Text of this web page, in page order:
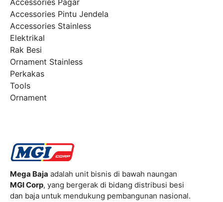
Accessories Pintu Jendela
Accessories Stainless
Elektrikal
Rak Besi
Ornament Stainless
Perkakas
Tools
Ornament
Mega Baja adalah unit bisnis di bawah naungan
MGI Corp, yang bergerak di bidang distribusi besi
dan baja untuk mendukung pembangunan nasional.